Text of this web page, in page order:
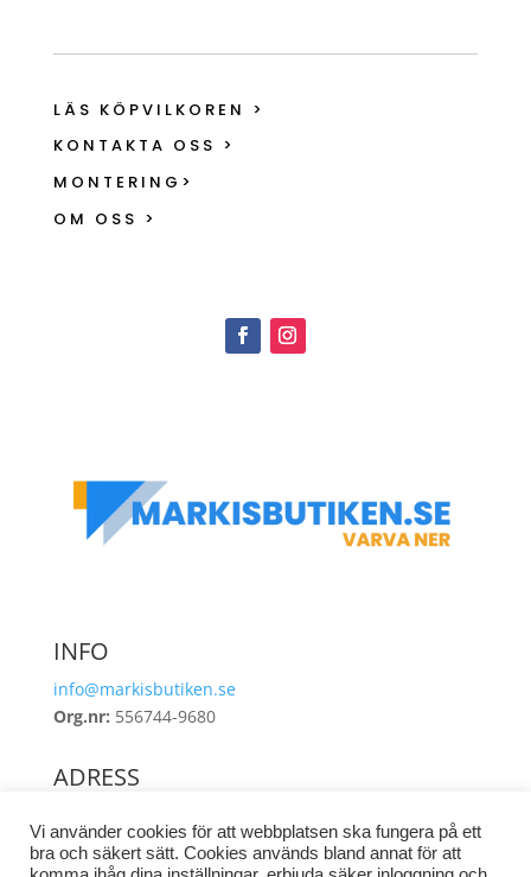
LÄS KÖPVILKOREN >
KONTAKTA OSS >
MONTERING>
OM OSS >
INFO
info@markisbutiken.se
Org.nr: 556744-9680
ADRESS
462 38 Vänersborg
Vi använder cookies för att webbplatsen ska fungera på ett
bra och säkert sätt. Cookies används bland annat för att